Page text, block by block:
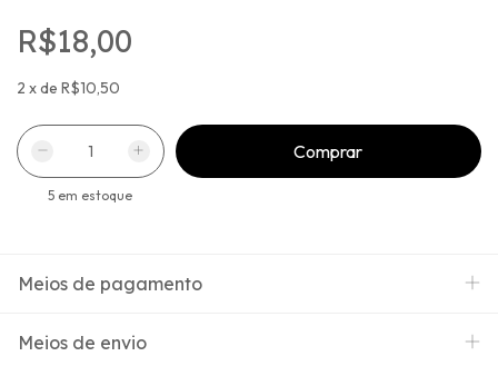
R$18,00
2 xde R$10,50
5 em estoque
Meios de pagamento
Meios de envio